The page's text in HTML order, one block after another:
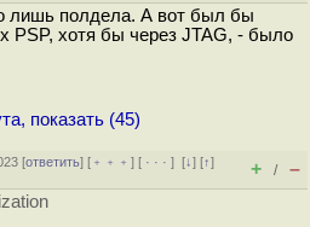
лишь полдела. А вот был бы
PSP, хотя бы через JTAG, - было
показать (45)
[ответить] [ ﹢﹢﹢] [ · · ·][↓] [↑]
+ / –